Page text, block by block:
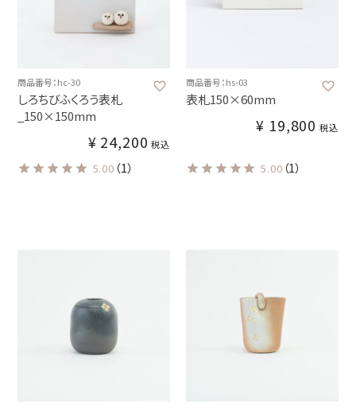
商品番号：hc-30
しろちびふくろう表札
_150×150mm
¥ 24,200 税込
5.00 （1）
商品番号：hs-03
表札150×60mm
¥ 19,800 税込
5.00 （1）